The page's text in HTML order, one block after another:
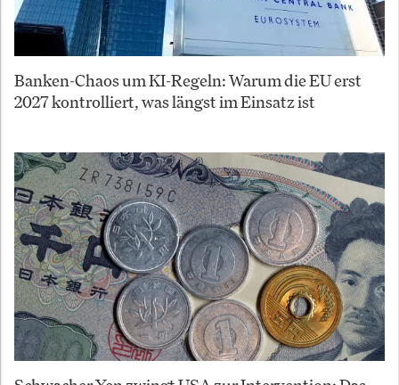
Banken-Chaos um KI-Regeln: Warum die EU erst
2027 kontrolliert, was längst im Einsatz ist